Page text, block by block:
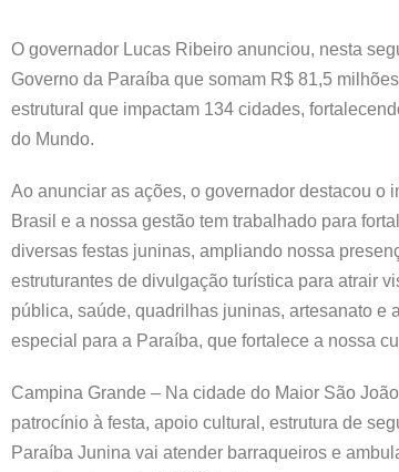
O governador Lucas Ribeiro anunciou, nesta
Governo da Paraíba que somam R$ 81,5
estrutural que impactam 134 cidades,
do Mundo.
Ao anunciar as ações, o governador destacou o
Brasil e a nossa gestão tem trabalhado para
diversas festas juninas, ampliando nossa
estruturantes de divulgação turística para atrair
pública, saúde, quadrilhas juninas, artesanato e
especial para a Paraíba, que fortalece a nossa
Campina Grande – Na cidade do Maior São
patrocínio à festa, apoio cultural, estrutura de
Paraíba Junina vai atender barraqueiros e